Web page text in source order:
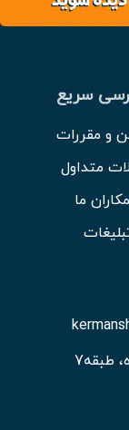
سریع
و مقررات
متداول
ما
طبقه7